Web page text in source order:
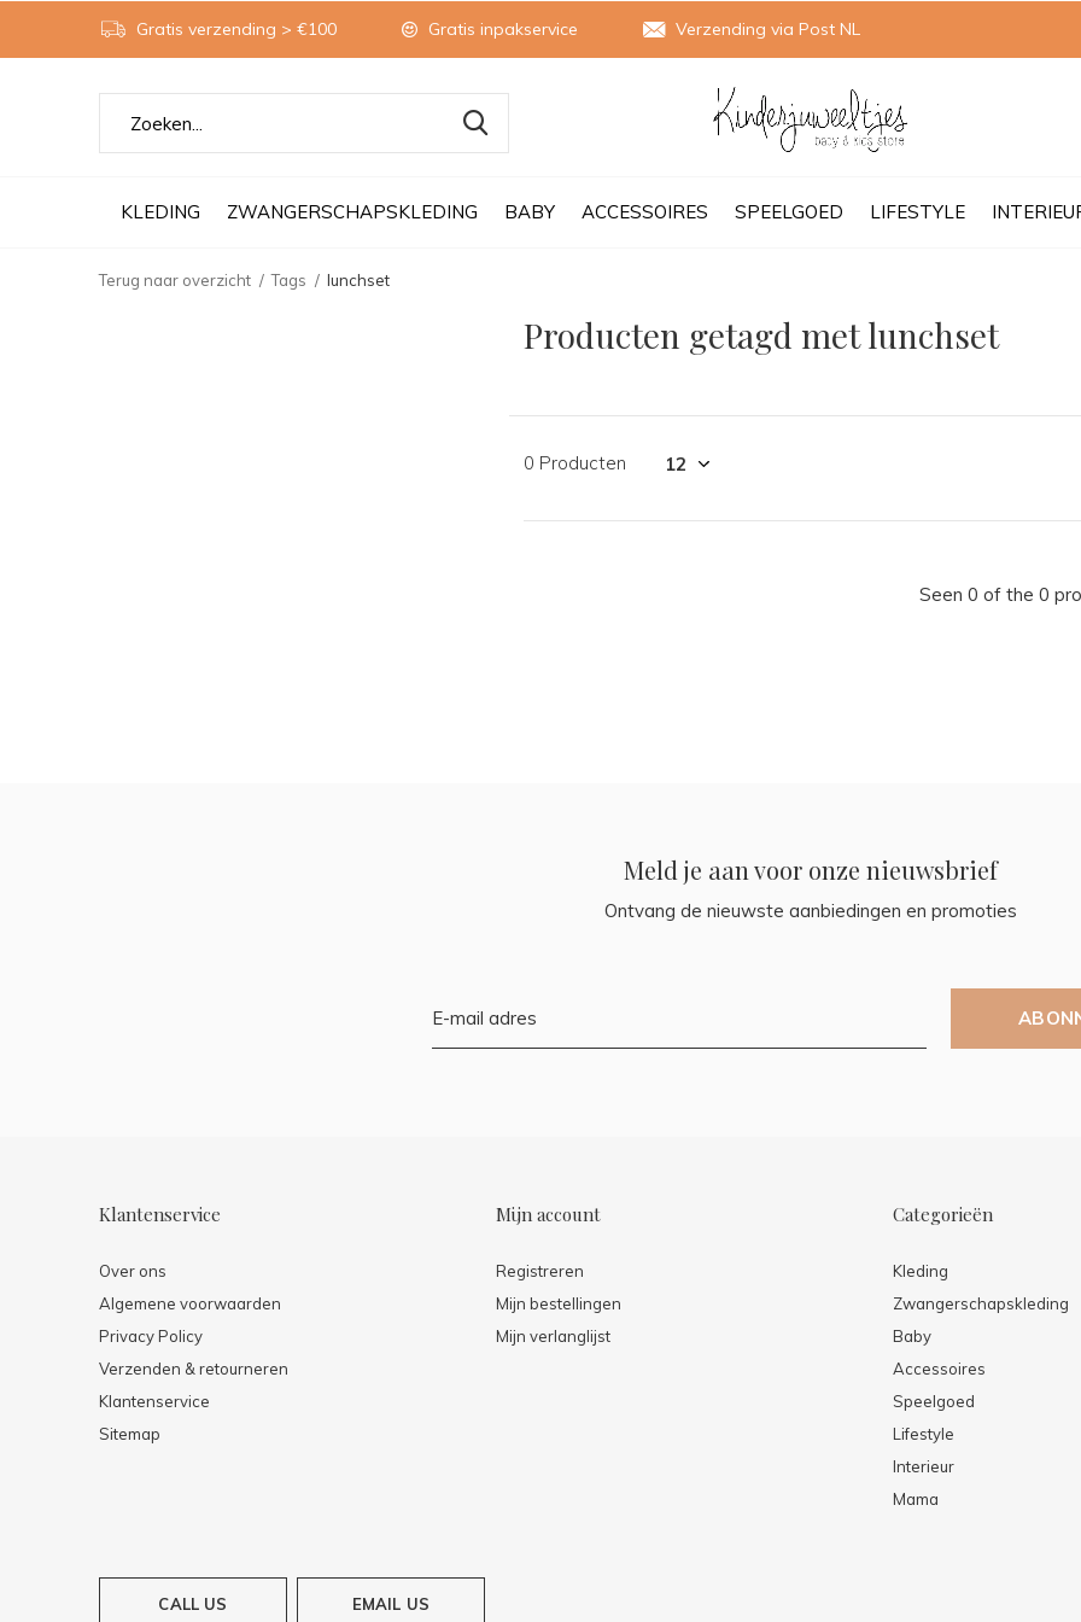
KLEDING ZWANGERSCHAPSKLEDING BABY ACCESSOIRES SPEELGOED LIFESTYLE
Gratis verzending > €100 Gratis inpakservice Verzending via Post NL
Terug naar overzicht Tags lunchset
Producten getagd met lunchset
0 Producten
Seen 0 of the 0
Meld je aan voor onze nieuwsbrief
Ontvang de nieuwste aanbiedingen en promoties
Klantenservice
Over ons
Algemene voorwaarden
Privacy Policy
Verzenden & retourneren
Klantenservice
Sitemap
Mijn account
Registreren
Mijn bestellingen
Mijn verlanglijst
Categorieën
Kleding
Zwangerschapskleding
Baby
Accessoires
Speelgoed
Lifestyle
Interieur
Mama
CALL US EMAIL US